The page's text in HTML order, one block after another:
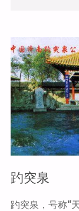
趵突泉
趵突泉，号称“